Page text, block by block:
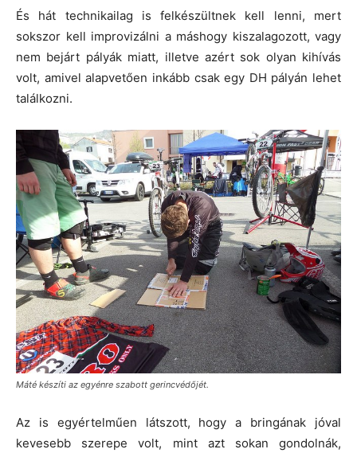
És hát technikailag is felkészültnek kell lenni, mert
sokszor kell improvizálni a máshogy kiszalagozott, vagy
nem bejárt pályák miatt, illetve azért sok olyan kihívás
volt, amivel alapvetően inkább csak egy DH pályán lehet
találkozni.
Máté készíti az egyénre szabott gerincvédőjét.
Az is egyértelműen látszott, hogy a bringának jóval
kevesebb szerepe volt, mint azt sokan gondolnák,